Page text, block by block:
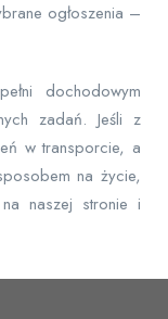
ogłoszenia –
dochodowym
zadań. Jeśli z
w transporcie, a
na życie,
naszej stronie i